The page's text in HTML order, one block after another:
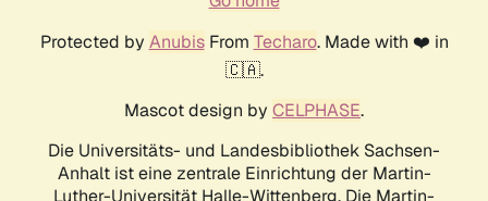
Protected by AnubisFrom Techaro. Made with ❤️ in
🇨🇦.
Mascot design by CELPHASE.
Die Universitäts- und Landesbibliothek Sachsen-
Anhalt ist eine zentrale Einrichtung der Martin-
Luther-Universität Halle-Wittenberg. Die Martin-